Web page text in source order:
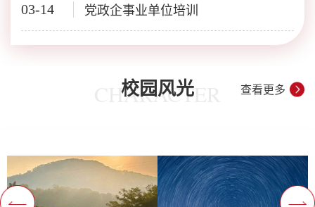
03-14 党政企事业单位培训
CHARACTER
校园风光 查看更多